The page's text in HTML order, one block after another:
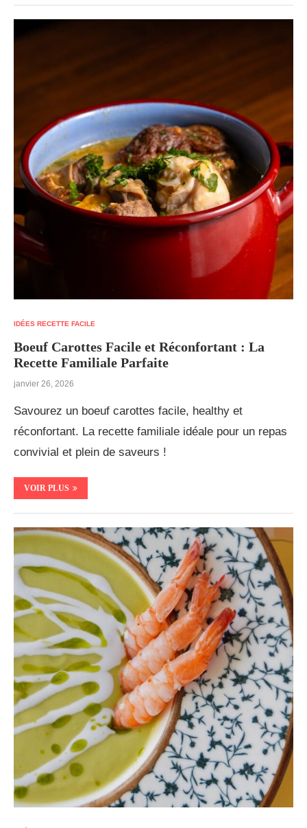
IDÉES RECETTE FACILE
Boeuf Carottes Facile et Réconfortant : La
Recette Familiale Parfaite
janvier 26, 2026
Savourez un boeuf carottes facile, healthy et
réconfortant. La recette familiale idéale pour un repas
convivial et plein de saveurs !
VOIR PLUS